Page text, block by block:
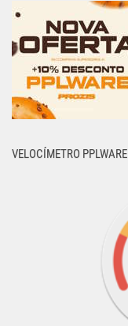
VELOCÍMETRO PPLWARE